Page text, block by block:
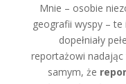
Mnie – osobie
geografii wyspy –
dopełniały
reportażowi
samym, że